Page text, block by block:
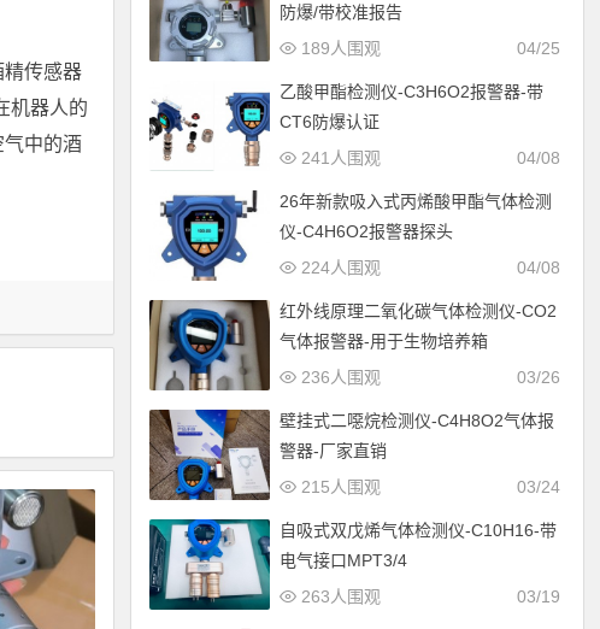
精传感器
机器人的
中的酒
防爆/带校准报告
04/25
189人围观
乙酸甲酯检测仪-C3H6O2报警器-带
CT6防爆认证
04/08
241人围观
26年新款吸入式丙烯酸甲酯气体检测
仪-C4H6O2报警器探头
04/08
224人围观
红外线原理二氧化碳气体检测仪-CO2
气体报警器-用于生物培养箱
03/26
236人围观
壁挂式二噁烷检测仪-C4H8O2气体报
警器-厂家直销
03/24
215人围观
自吸式双戊烯气体检测仪-C10H16-带
电气接口MPT3/4
03/19
263人围观